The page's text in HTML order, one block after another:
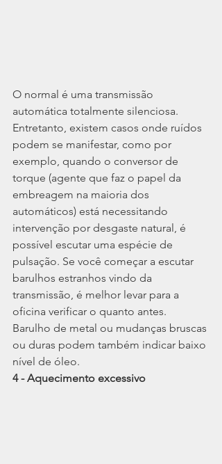
O normal é uma transmissão
automática totalmente silenciosa.
Entretanto, existem casos onde ruídos
podem se manifestar, como por
exemplo, quando o conversor de
torque (agente que faz o papel da
embreagem na maioria dos
automáticos) está necessitando
intervenção por desgaste natural, é
possível escutar uma espécie de
pulsação. Se você começar a escutar
barulhos estranhos vindo da
transmissão, é melhor levar para a
oficina verificar o quanto antes.
Barulho de metal ou mudanças bruscas
ou duras podem também indicar baixo
nível de óleo.
4 - Aquecimento excessivo